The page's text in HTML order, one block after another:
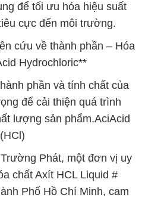
để tối ưu hóa hiệu suất
cực đến môi trường.
cứu về thành phần – Hóa
Hydrochloric**
phần và tính chất của
để cải thiện quá trình
lượng sản phẩm.AciAcid
Phát, một đơn vị uy
chất Axít HCL Liquid #
Phố Hồ Chí Minh, cam